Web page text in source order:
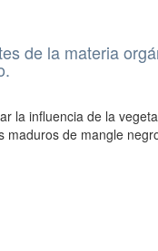
de la materia
la influencia de la
maduros de mangle